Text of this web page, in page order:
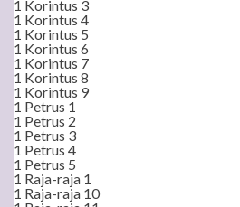
1 Korintus 3
1 Korintus 4
1 Korintus 5
1 Korintus 6
1 Korintus 7
1 Korintus 8
1 Korintus 9
1 Petrus 1
1 Petrus 2
1 Petrus 3
1 Petrus 4
1 Petrus 5
1 Raja-raja 1
1 Raja-raja 10